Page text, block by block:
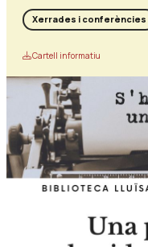
Xerrades i conferències
Cartell informatiu